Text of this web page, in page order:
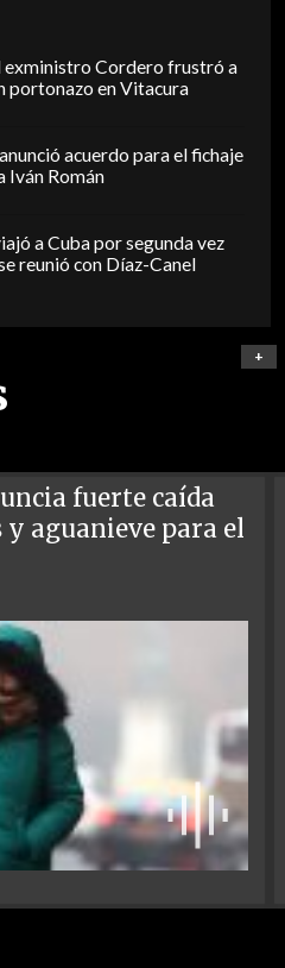
exministro Cordero frustró a
portonazo en Vitacura
acuerdo para el fichaje
Iván Román
a Cuba por segunda vez
reunió con Díaz-Canel
+
fuerte caída
aguanieve para el